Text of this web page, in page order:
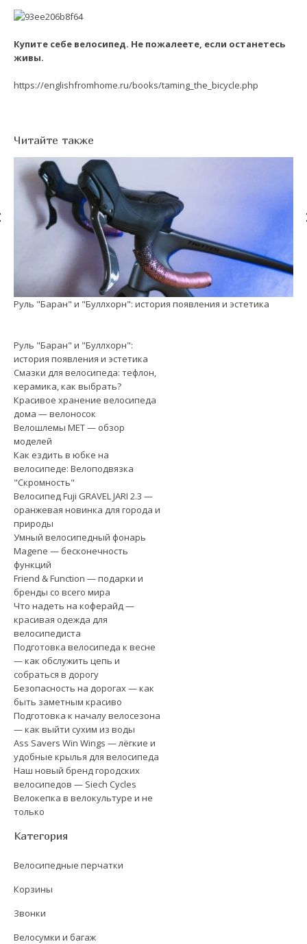
Купите себе велосипед. Не пожалеете, если останетесь
живы.
https://englishfromhome.ru/books/taming_the_bicycle.php
Читайте также
Руль "Баран" и "Буллхорн": история появления и эстетика
Руль "Баран" и "Буллхорн":
история появления и эстетика
Смазки для велосипеда: тефлон,
керамика, как выбрать?
Красивое хранение велосипеда
дома — велоносок
Велошлемы MET — обзор
моделей
Как ездить в юбке на
велосипеде: Велоподвязка
"Скромность"
Велосипед Fuji GRAVEL JARI 2.3 —
оранжевая новинка для города и
природы
Умный велосипедный фонарь
Magene — бесконечность
функций
Friend & Function — подарки и
бренды со всего мира
Что надеть на коферайд —
красивая одежда для
велосипедиста
Подготовка велосипеда к весне
— как обслужить цепь и
собраться в дорогу
Безопасность на дорогах — как
быть заметным красиво
Подготовка к началу велосезона
— как выйти сухим из воды
Ass Savers Win Wings — лёгкие и
удобные крылья для велосипеда
Наш новый бренд городских
велосипедов — Siech Cycles
Велокепка в велокультуре и не
только
Категория
Велосипедные перчатки
Корзины
Звонки
Велосумки и багаж